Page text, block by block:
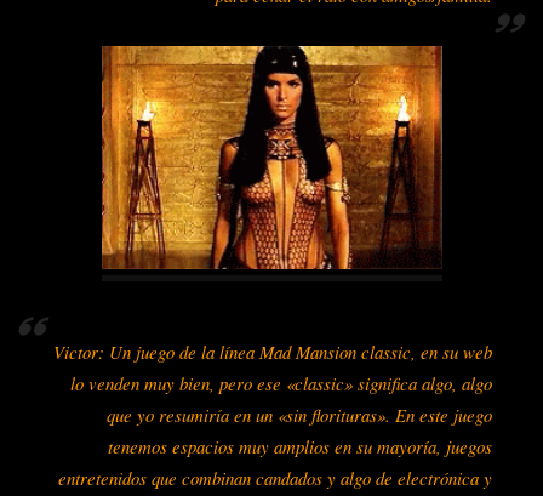
Victor: Un juego de la línea Mad Mansion classic, en su web
lo venden muy bien, pero ese «classic» significa algo, algo
que yo resumiría en un «sin florituras». En este juego
tenemos espacios muy amplios en su mayoría, juegos
entretenidos que combinan candados y algo de electrónica y